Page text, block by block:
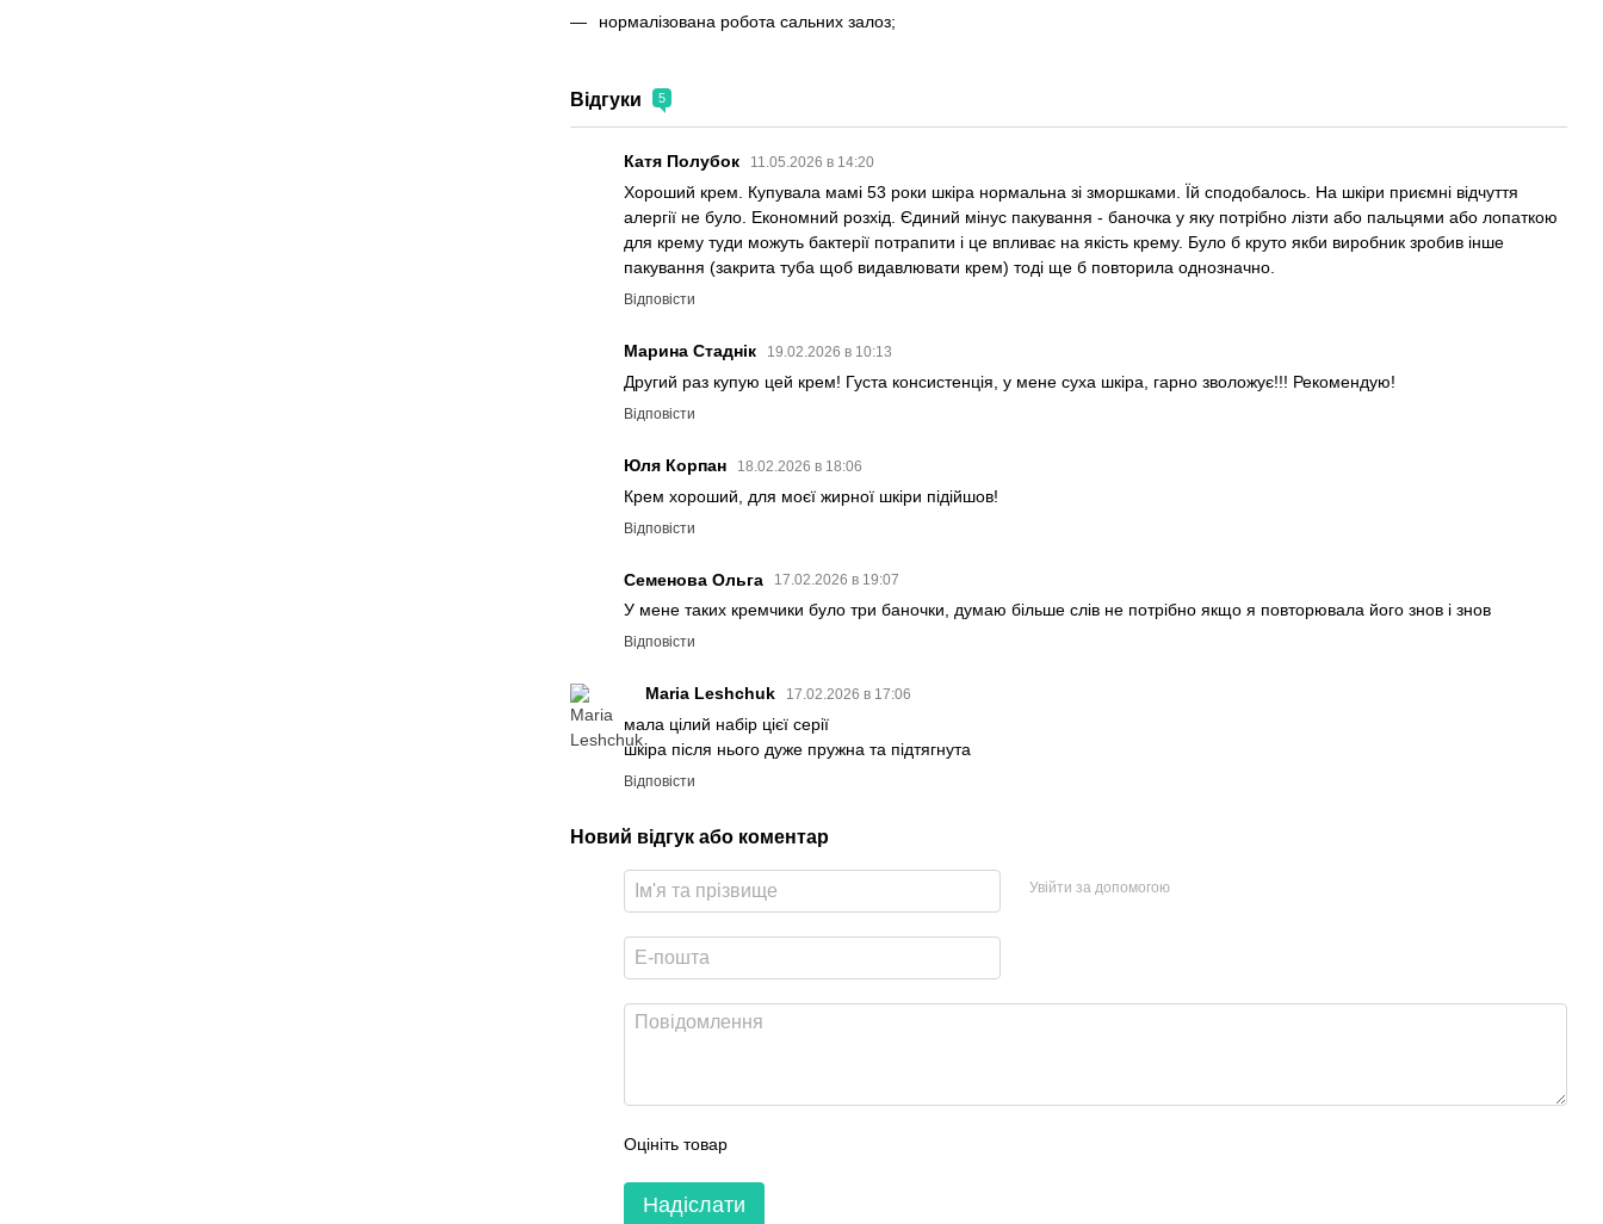
нормалізована робота сальних залоз;
Відгуки 5
Катя Полубок 11.05.2026 в 14:20
Хороший крем. Купувала мамі 53 роки шкіра нормальна зі зморшками. Їй сподобалось. На шкіри приємні відчуття
алергії не було. Економний розхід. Єдиний мінус пакування - баночка у яку потрібно лізти або пальцями або лопаткою
для крему туди можуть бактерії потрапити і це впливає на якість крему. Було б круто якби виробник зробив інше
пакування (закрита туба щоб видавлювати крем) тоді ще б повторила однозначно.
Відповісти
Марина Стаднік 19.02.2026 в 10:13
Другий раз купую цей крем! Густа консистенція, у мене суха шкіра, гарно зволожує!!! Рекомендую!
Відповісти
Юля Корпан 18.02.2026 в 18:06
Крем хороший, для моєї жирної шкіри підійшов!
Відповісти
Семенова Ольга 17.02.2026 в 19:07
У мене таких кремчики було три баночки, думаю більше слів не потрібно якщо я повторювала його знов і знов
Відповісти
Maria Leshchuk 17.02.2026 в 17:06
мала цілий набір цієї серії
шкіра після нього дуже пружна та підтягнута
Відповісти
Новий відгук або коментар
Увійти за допомогою
Оцініть товар
Надіслати